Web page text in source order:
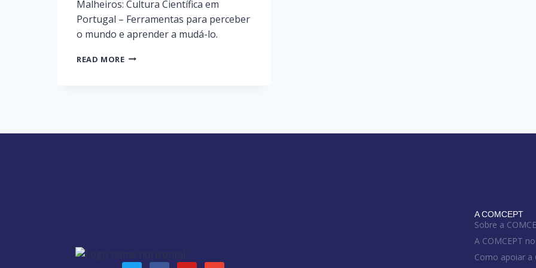
Malheiros: Cultura Científica em
Portugal – Ferramentas para perceber
o mundo e aprender a mudá-lo.
READ MORE
A COMCEPT
Sobre a
A COMCEPT
Como apoiar a